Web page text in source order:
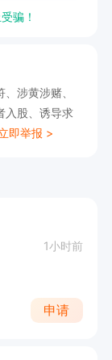
紧密配合
。工作地点
骗！
涉黄涉赌、
入股、诱导求
即举报 >
1小时前
申请